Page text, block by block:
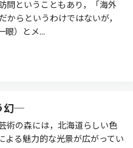
問ということもあり，「海外
からというわけではないが，
眼）とメ...
幻─
術の森には，北海道らしい色
よる魅力的な光景が広がってい